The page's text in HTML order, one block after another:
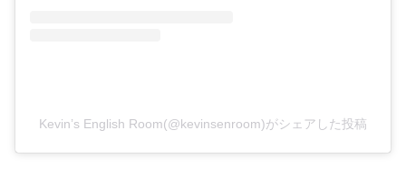
Kevin’s English Room(@kevinsenroom)がシェアした投稿